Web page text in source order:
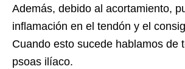
Además, debido al acortamiento,
inflamación en el tendón y el
Cuando esto sucede hablamos de
psoas ilíaco.